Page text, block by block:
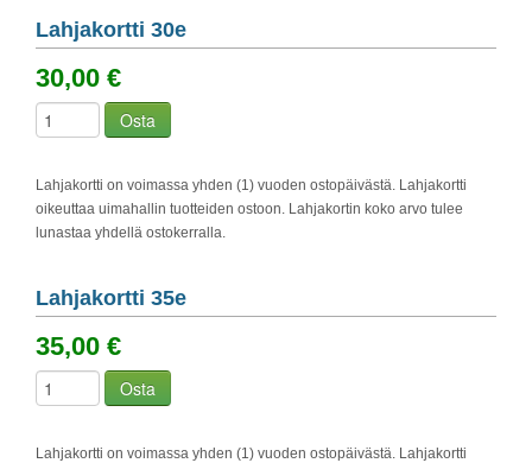
Lahjakortti 30e
Lahjakortti on voimassa yhden (1) vuoden ostopäivästä. Lahjakortti
oikeuttaa uimahallin tuotteiden ostoon. Lahjakortin koko arvo tulee
lunastaa yhdellä ostokerralla.
30,00 €
Osta
Lahjakortti 35e
Lahjakortti on voimassa yhden (1) vuoden ostopäivästä. Lahjakortti
35,00 €
Osta